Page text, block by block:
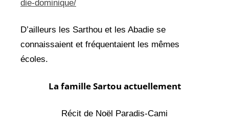
die-dominique/
D’ailleurs les Sarthou et les Abadie se
connaissaient et fréquentaient les mêmes
écoles.
La famille Sartou actuellement
Récit de Noël Paradis-Cami